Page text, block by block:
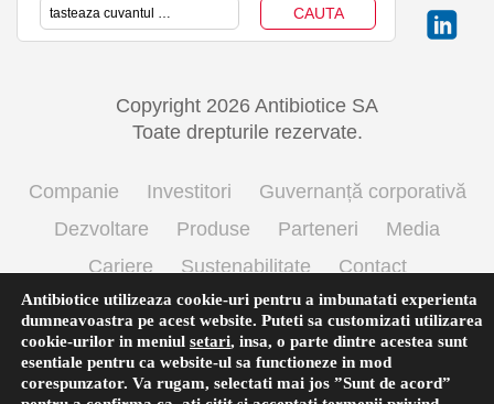
Copyright 2026 Antibiotice SA
Toate drepturile rezervate.
Companie Investitori
Guvernanță corporativă
Dezvoltare
Produse Parteneri
Media
Cariere
Sustenabilitate
Contact
Termeni si conditii de utilizare
Politica cookie
Prelucrarea datelor cu caracter personal
Antibiotice utilizeaza cookie-uri pentru a imbunatati experienta
dumneavoastra pe acest website. Puteti sa customizati utilizarea
cookie-urilor in meniul setari, insa, o parte dintre acestea sunt
esentiale pentru ca website-ul sa functioneze in mod
corespunzator. Va rugam, selectati mai jos ”Sunt de acord”